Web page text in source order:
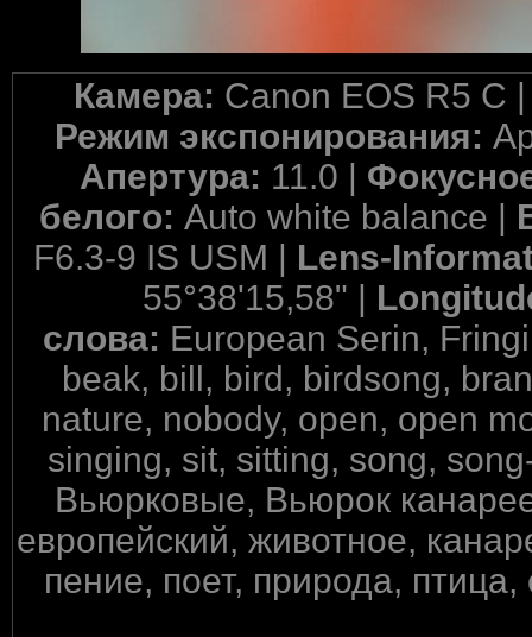
Камера: Canon EOS R5 C
Режим экспонирования:
Апертура: 11.0 |
белого:Auto white balance |
F6.3-9 IS USM | Lens-
55°38'15,58" |
слова: European Serin,
beak, bill, bird, birdsong,
nature, nobody, open, open
singing, sit, sitting, song,
Вьюрковые, Вьюрок
европейский, животное,
пение, поет, природа,